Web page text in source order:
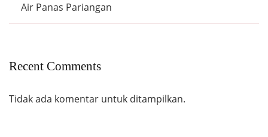
Air Panas Pariangan
Recent Comments
Tidak ada komentar untuk ditampilkan.